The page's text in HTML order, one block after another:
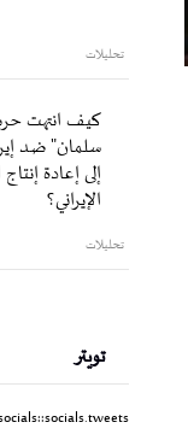
تحليلات
كيف انتهت
سلمان" ضد
إلى إعادة
الإيراني؟
تحليلات
تويتر